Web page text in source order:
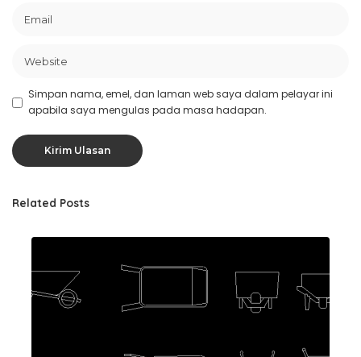
Simpan nama, emel, dan laman web saya dalam pelayar ini
apabila saya mengulas pada masa hadapan.
Related Posts